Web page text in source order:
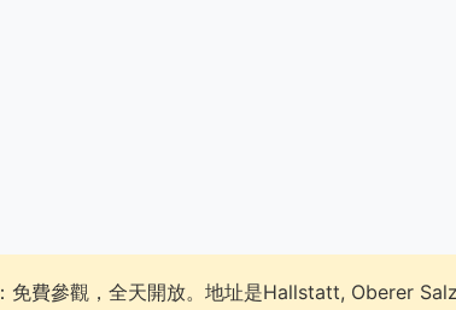
：免費參觀，全天開放。地址是Hallstatt, Oberer